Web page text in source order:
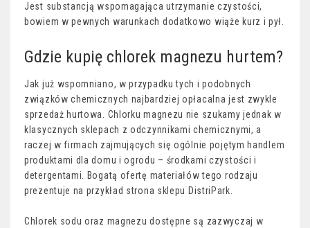
Jest substancją wspomagająca utrzymanie czystości,
bowiem w pewnych warunkach dodatkowo wiąże kurz i pył.
Gdzie kupię chlorek magnezu hurtem?
Jak już wspomniano, w przypadku tych i podobnych
związków chemicznych najbardziej opłacalna jest zwykle
sprzedaż hurtowa. Chlorku magnezu nie szukamy jednak w
klasycznych sklepach z odczynnikami chemicznymi, a
raczej w firmach zajmujących się ogólnie pojętym handlem
produktami dla domu i ogrodu – środkami czystości i
detergentami. Bogatą ofertę materiałów tego rodzaju
prezentuje na przykład strona sklepu DistriPark.
Chlorek sodu oraz magnezu dostępne są zazwyczaj w